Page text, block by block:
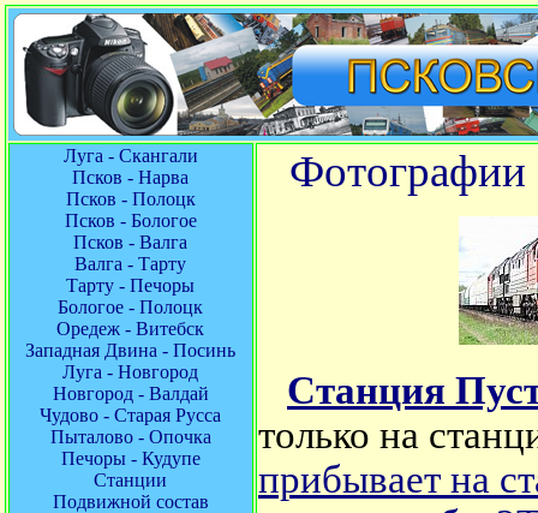
Луга - Скангали
Псков - Нарва
Псков - Полоцк
Псков - Бологое
Псков - Валга
Валга - Тарту
Тарту - Печоры
Бологое - Полоцк
Оредеж - Витебск
Западная Двина - Посинь
Луга - Новгород
Новгород - Валдай
Чудово - Старая Русса
Пыталово - Опочка
Печоры - Кудупе
Станции
Подвижной состав
Фотографии
Станция
только на
прибывает на